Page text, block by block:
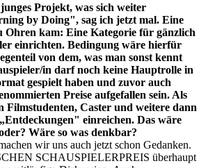
Projekt, was sich weiter
by Doing", sag ich jetzt mal. Eine
Ohren kam: Eine Kategorie für gänzlich
einrichten. Bedingung wäre hierfür
von dem, was man sonst kennt
in darf noch keine Hauptrolle in
gespielt haben und zuvor auch
Preise aufgefallen sein. Als
Filmstudenten, Caster und weitere dann
einreichen. Das wäre
Wäre so was denkbar?
wir uns auch jetzt schon Gedanken.
SCHAUSPIELERPREIS überhaupt